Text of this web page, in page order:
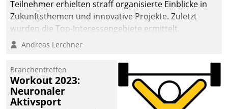
Teilnehmer erhielten straff organisierte Einblicke in
Zukunftsthemen und innovative Projekte. Zuletzt
wurden die Top-Interessengebiete ermittelt.
Andreas Lerchner
Branchentreffen
Workout 2023:
Neuronaler
Aktivsport